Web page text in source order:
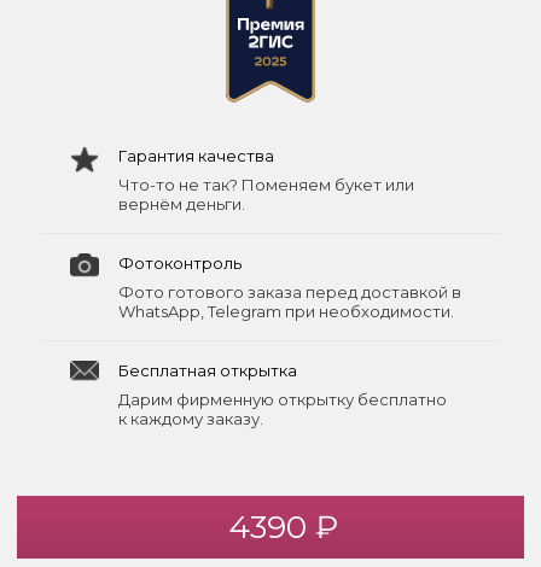
Гарантия качества
Что-то не так? Поменяем букет или
вернём деньги.
Фотоконтроль
Фото готового заказа перед доставкой в
WhatsApp, Telegram при необходимости.
Бесплатная открытка
Дарим фирменную открытку бесплатно
к каждому заказу.
4390 ₽